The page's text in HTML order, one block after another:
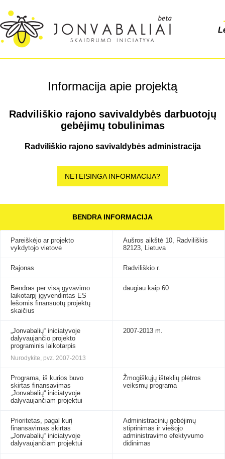
Informacija apie projektą
Radviliškio rajono savivaldybės darbuotojų
gebėjimų tobulinimas
Radviliškio rajono savivaldybės administracija
NETEISINGA INFORMACIJA?
BENDRA INFORMACIJA
Pareiškėjo ar projekto
vykdytojo vietovė
Aušros aikštė 10, Radviliškis
82123, Lietuva
Rajonas Radviliškio r.
Bendras per visą gyvavimo
laikotarpį įgyvendintas ES
lėšomis finansuotų projektų
skaičius
daugiau kaip 60
„Jonvabalių“ iniciatyvoje
dalyvaujančio projekto
programinis laikotarpis
Nurodykite, pvz. 2007-2013
2007-2013 m.
Programa, iš kurios buvo
skirtas finansavimas
„Jonvabalių“ iniciatyvoje
dalyvaujančiam projektui
Žmogiškųjų išteklių plėtros
veiksmų programa
Prioritetas, pagal kurį
finansavimas skirtas
„Jonvabalių“ iniciatyvoje
dalyvaujančiam projektui
Administracinių gebėjimų
stiprinimas ir viešojo
administravimo efektyvumo
didinimas